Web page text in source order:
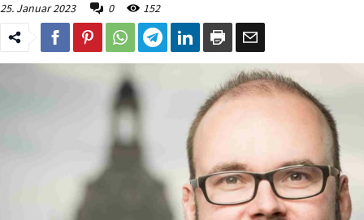
25. Januar 2023
0 152